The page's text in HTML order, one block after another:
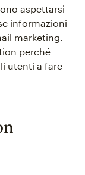
aspettarsi
informazioni
marketing.
perché
utenti a fare